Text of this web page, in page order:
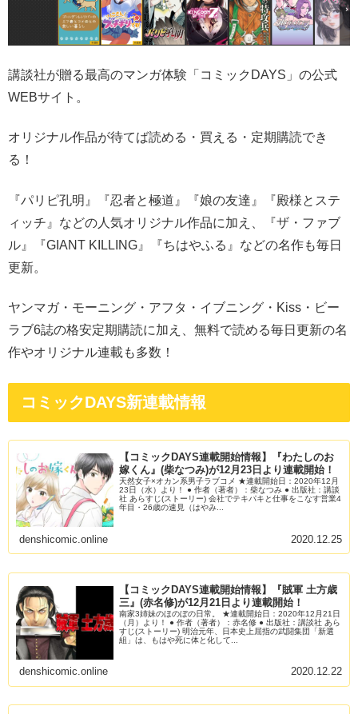
講談社が贈る最高のマンガ体験「コミックDAYS」の公式
WEBサイト。
オリジナル作品が待てば読める・買える・定期購読でき
る！
『パリピ孔明』『忍者と極道』『娘の友達』『殿様とステ
ィッチ』などの人気オリジナル作品に加え、『ザ・ファブ
ル』『GIANT KILLING』『ちはやふる』などの名作も毎日
更新。
ヤンマガ・モーニング・アフタ・イブニング・Kiss・ビー
ラブ6誌の格安定期購読に加え、無料で読める毎日更新の名
作やオリジナル連載も多数！
コミックDAYS新連載情報
【コミックDAYS連載開始情報】『わたしのお
嫁くん』(柴なつみ)が12月23日より連載開始！
天然女子×オカン系男子ラブコメ ★連載開始日：2020年12月
23日（水）より！ ● 作者（著者）：柴なつみ ● 出版社：講談
社 あらすじ(ストーリー) 会社でテキパキと仕事をこなす営業4
年目・26歳の速見（はやみ...
denshicomic.online 2020.12.25
【コミックDAYS連載開始情報】『賊軍 土方歳
三』(赤名修)が12月21日より連載開始！
南家3姉妹のほのぼの日常。 ★連載開始日：2020年12月21日
（月）より！ ● 作者（著者）：赤名修 ● 出版社：講談社 あら
すじ(ストーリー) 明治元年、日本史上屈指の武闘集団「新選
組」は、もはや死に体と化して...
denshicomic.online 2020.12.22